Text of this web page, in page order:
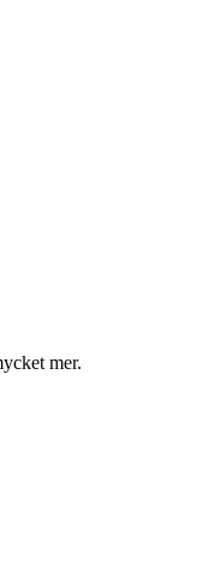
mer.